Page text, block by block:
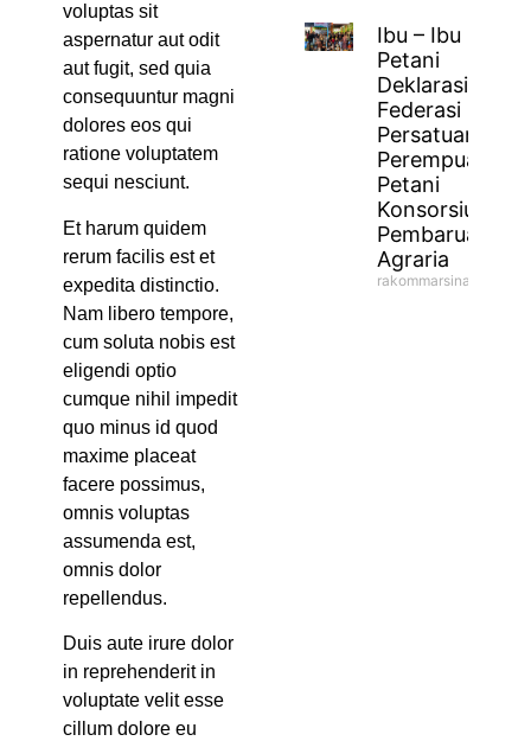
voluptas sit
aspernatur aut odit
aut fugit, sed quia
consequuntur magni
dolores eos qui
ratione voluptatem
sequi nesciunt.
Et harum quidem
rerum facilis est et
expedita distinctio.
Nam libero tempore,
cum soluta nobis est
eligendi optio
cumque nihil impedit
quo minus id quod
maxime placeat
facere possimus,
omnis voluptas
assumenda est,
omnis dolor
repellendus.
Duis aute irure dolor
in reprehenderit in
voluptate velit esse
cillum dolore eu
Ibu – Ibu
Petani
Deklarasikan
Federasi
Persatuan
Perempuan
Petani
Konsorsium
Pembaruan
Agraria
rakommarsinahfm